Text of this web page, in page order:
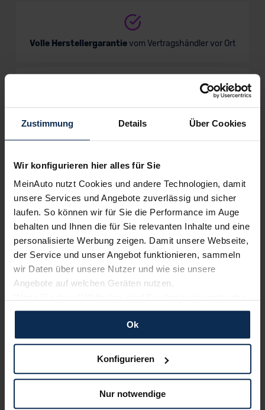
Zustimmung Details Über Cookies
Wir konfigurieren hier alles für Sie
MeinAuto nutzt Cookies und andere Technologien, damit
unsere Services und Angebote zuverlässig und sicher
laufen. So können wir für Sie die Performance im Auge
behalten und Ihnen die für Sie relevanten Inhalte und eine
personalisierte Werbung zeigen. Damit unsere Webseite,
der Service und unser Angebot funktionieren, sammeln
wir Daten über unsere Nutzer und wie sie unsere
Angebote auf welchen Geräten nutzen.
und erlauben uns Cookies für unseren Service zu
verwenden und diese Daten an Dritte weiterzugeben,
etwa an unsere Marketingpartner. Falls Sie dem nicht
zustimmen möchten, beschränken wir uns auf die
dann nicht auf Sie zuschneiden und Sie somit nicht
perfekt auf dem Weg zu Ihrem Neuwagen unterstützen.
Ok
Konfigurieren
Nur notwendige
Volle Herstellergarantievom Vertragshändler vor Ort
Nur deutsche Neuwagen,keine EU-Reimporte
Keine Kosten:Unser Service ist für dich 100%
kostenfrei
Wir sind stolz auf eine hohe
MeinAuto.de hat langjährige Erfahrungen auf dem
Neuwagenmarkt in Deutschland. Unsere Kunden haben
dadurch ihr Wunschauto zum Top-Rabatt erhalten und
bewerten unsere Arbeit positiv.